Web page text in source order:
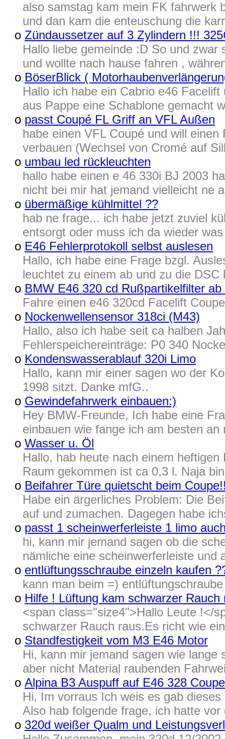
also samstag kam mein FK fahrwerk
und dan kam die enteuschung die
o Zündaussetzer auf 3 Zylindern !!!
Hallo liebe gemeinde :D So und
und wollte nach hause fahren ,
o BöserBlick (
Hallo ich habe ein Cabrio e46
aus Pappe eine Schablone gemacht
o passt Coupé FL Griff an VFL Außen
habe einen VFL Coupé und will
verbauen (Wechsel von Cromé auf
o umbau led rückleuchten
hallo habe einen e 46 330i BJ 2003
nicht bei mir hat jemand vielleicht ne
o übermäßige kühlmittel ??
hab ne frage... ich habe jetzt zuviel
entsorgt oder muss ich da wieder
o E46 Fehlerprotokoll selbst auslesen
Hallo, ich habe eine Frage bzgl.
leuchtet zu einem ab und zu die
o BMW E46 320 cd Rußpartikelfilter ab
Fahre einen e46 320cd Facelift
o Nockenwellensensor 318ci (M43)
Hallo, also ich habe seit ca halben
Fehlerspeichereinträge: P0 340
o Kondenswasserablauf 320i Limo
Hallo, kann mir einer sagen wo der
1998 sitzt. Danke mfG..
o Gewindefahrwerk einbauen:)
Hey BMW-Freunde, Ich habe eine
einbauen wie fange ich am besten
o Wasser u. Öl
Hallo, hab heute nach einem
Raum gekommen ist ca 0,3 l. Naja
o Beifahrer Türe quietscht beim
Habe ein ärgerliches Problem: Die
auf und zumachen. Dagegen habe
o passt 1 scheinwerferleiste 1 limo
hi, kann mir jemand sagen ob die
nämliche eine scheinwerferleiste
o entlüftungsschraube einzeln kaufen
kann man beim =)
o Hilfe ! Lüftung kam schwarzer Rauch
<span class="size4">Hallo Leute !</
schwarzer Rauch raus.Es richt wie
o Standfestigkeit vom M3 E46 Motor
Hi, kann mir jemand sagen wie
aber nicht Material raubenden
o Alpina B3 Auspuff auf E46 328 Coupe
Hi, Im vorraus Ich weis es gab
Also hab folgende frage, ich hatte
o 320d weißer Qualm und